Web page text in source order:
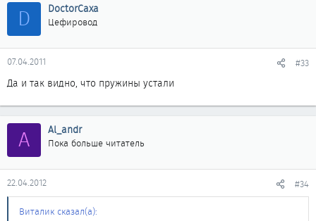
D DoctorCaxa
Цефировод
07.04.2011 #33
Да и так видно, что пружины устали
A Al_andr
Пока больше читатель
22.04.2012 #34
Виталик сказал(а):